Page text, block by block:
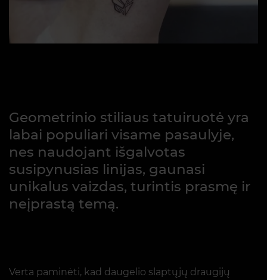
Geometrinio stiliaus tatuiruotė yra
labai populiari visame pasaulyje,
nes naudojant išgalvotas
susipynusias linijas, gaunasi
unikalus vaizdas, turintis prasmę ir
neįprastą temą.
Verta paminėti, kad daugelio slaptųjų draugijų